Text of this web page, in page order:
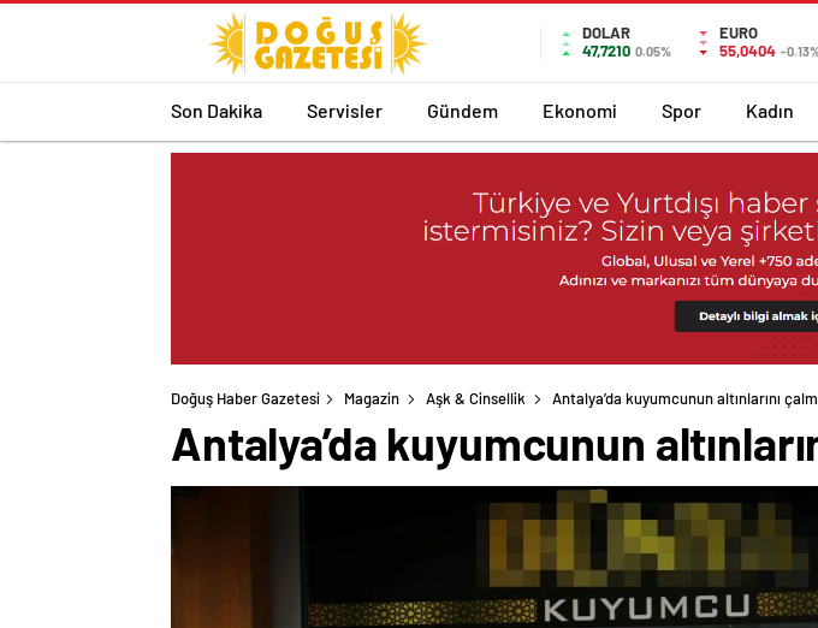
DOLAR
47,7210 0.05%
EURO
55,0404 -
Son Dakika Servisler Gündem Ekonomi Spor Kadın
Doğuş Haber Gazetesi Magazin Aşk & Cinsellik Antalya’da kuyumcunun altınlarını
Antalya’da kuyumcunun